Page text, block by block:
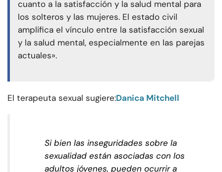
cuanto a la satisfacción y la salud mental para
los solteros y las mujeres. El estado civil
amplifica el vínculo entre la satisfacción sexual
y la salud mental, especialmente en las parejas
actuales».
El terapeuta sexual sugiere:Danica Mitchell
Si bien las inseguridades sobre la
sexualidad están asociadas con los
adultos jóvenes, pueden ocurrir a